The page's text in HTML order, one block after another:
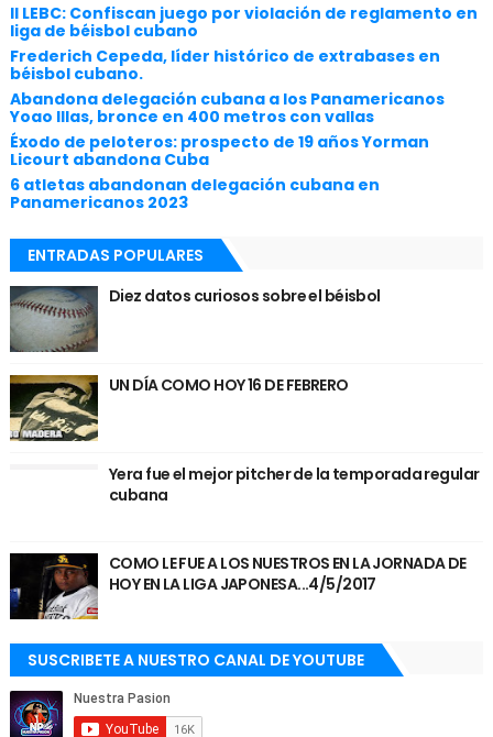
II LEBC: Confiscan juego por violación de reglamento en
liga de béisbol cubano
Frederich Cepeda, líder histórico de extrabases en
béisbol cubano.
Abandona delegación cubana a los Panamericanos
Yoao Illas, bronce en 400 metros con vallas
Éxodo de peloteros: prospecto de 19 años Yorman
Licourt abandona Cuba
6 atletas abandonan delegación cubana en
Panamericanos 2023
ENTRADAS POPULARES
Diez datos curiosos sobre el béisbol
UN DÍA COMO HOY 16 DE FEBRERO
Yera fue el mejor pitcher de la temporada regular
cubana
COMO LE FUE A LOS NUESTROS EN LA JORNADA DE
HOY EN LA LIGA JAPONESA...4/5/2017
SUSCRIBETE A NUESTRO CANAL DE YOUTUBE